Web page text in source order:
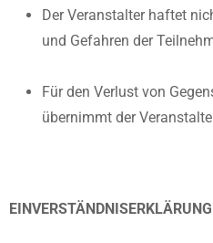
Der Veranstalter haftet
und Gefahren der
Für den Verlust von
übernimmt der
EINVERSTÄNDNISERKLÄRUNG